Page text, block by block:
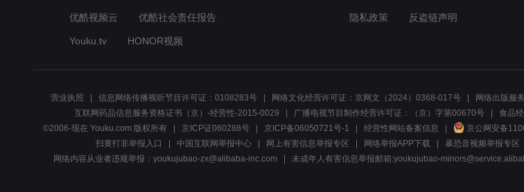
优酷视频云 优酷社会责任报告
Youku.tv HONOR视频
隐私政策 反盗链声明
营业执照 信息网络传播视听节目许可证：0108283号 网络文化经营许可证：京网文（2024）0368-017号 网络出版服
互联网药品信息服务资格证书（京）-经营性-2015-0029
广播电视节目制作经营许可证：（京）字第00670号 食品
©2006-现在 Youku.com 版权所有
京ICP证060288号 京ICP备06050721号-1 经营性网站备案信息 京公网安备
扫黄打非举报入口
中国互联网举报中心 网上有害信息举报专区 网络举报APP下载 暴恐音视频举报专区
网络内容从业者违规举报：youkujubao-zx@alibaba-inc.com
未成年人有害信息举报邮箱:youkujubao-